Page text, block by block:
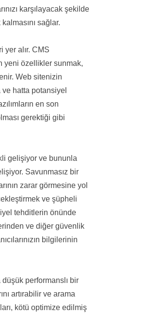
karşılayacak şekilde
sağlar.
yer alır. CMS
yeni özellikler sunmak,
Web sitenizin
ve hatta potansiyel
en son
gerektiği gibi
gelişiyor ve bununla
Savunmasız bir
zarar görmesine yol
ve şüpheli
tehditlerin önünde
ve diğer güvenlik
bilgilerinin
performanslı bir
artırabilir ve arama
kötü optimize edilmiş